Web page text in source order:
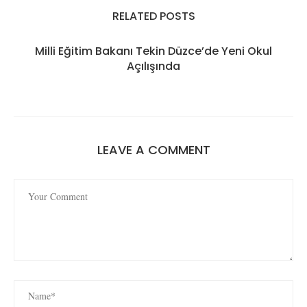
RELATED POSTS
Milli Eğitim Bakanı Tekin Düzce’de Yeni Okul
Açılışında
LEAVE A COMMENT